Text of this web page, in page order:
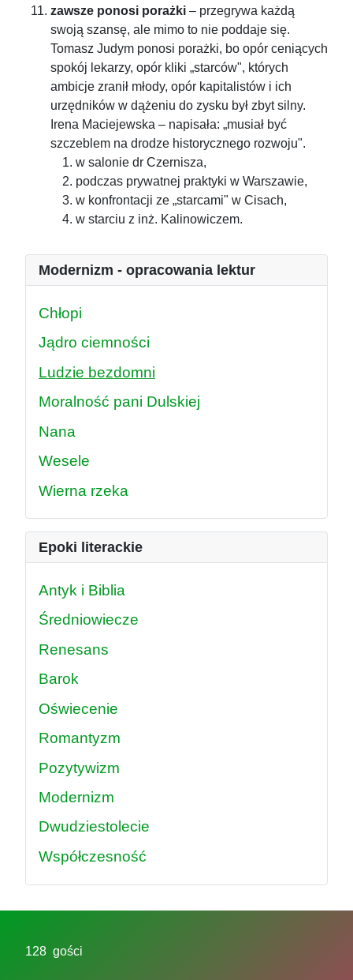
zawsze ponosi porażki – przegrywa każdą
swoją szansę, ale mimo to nie poddaje się.
Tomasz Judym ponosi porażki, bo opór ceniących
spokój lekarzy, opór kliki „starców", których
ambicje zranił młody, opór kapitalistów i ich
urzędników w dążeniu do zysku był zbyt silny.
Irena Maciejewska – napisała: „musiał być
szczeblem na drodze historycznego rozwoju".
w salonie dr Czernisza,
podczas prywatnej praktyki w Warszawie,
w konfrontacji ze „starcami" w Cisach,
w starciu z inż. Kalinowiczem.
Modernizm - opracowania lektur
Chłopi
Jądro ciemności
Ludzie bezdomni
Moralność pani Dulskiej
Nana
Wesele
Wierna rzeka
Epoki literackie
Antyk i Biblia
Średniowiecze
Renesans
Barok
Oświecenie
Romantyzm
Pozytywizm
Modernizm
Dwudziestolecie
Współczesność
128 gości